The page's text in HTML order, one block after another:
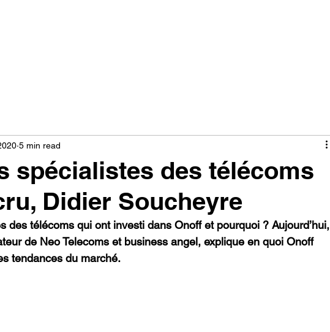
spécialistes des télécoms
Didier Soucheyre
5 min read
des télécoms qui ont investi dans Onoff et pourquoi ? Aujourd’hui,
de Neo Telecoms et business angel, explique en quoi Onoff
tendances du marché.